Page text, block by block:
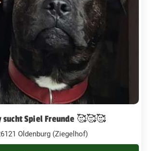
sucht Spiel Freunde 🥰🥰🥰
Oldenburg (Ziegelhof)